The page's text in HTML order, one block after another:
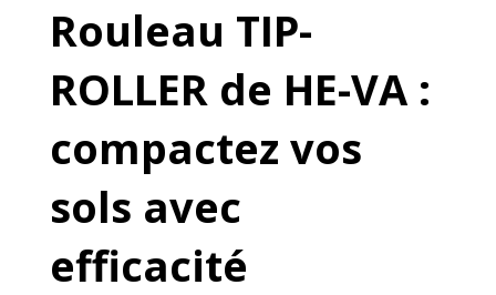
Rouleau TIP-
ROLLER de HE-VA :
compactez vos
sols avec
efficacité